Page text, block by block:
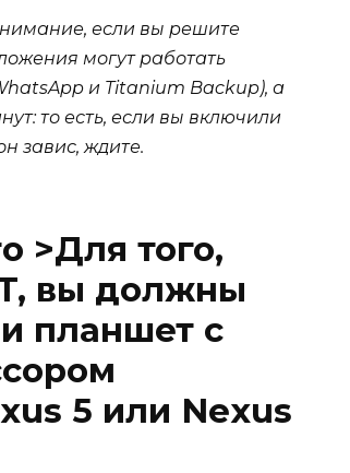
если вы решите
могут работать
и Titanium Backup), а
то есть, если вы включили
завис, ждите.
>Для того,
вы должны
планшет с
5 или Nexus